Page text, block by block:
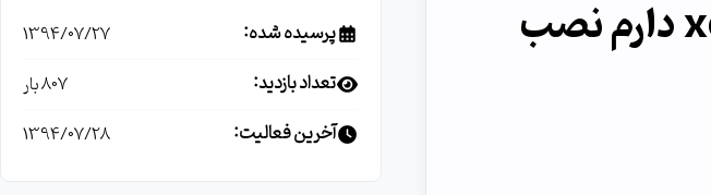
یک دستگاه کپی xerox workcenter 5225 دارم نصب
پرسیده شده: 1394/07/27
تعداد بازدید: 807 بار
آخرین فعالیت: 1394/07/28